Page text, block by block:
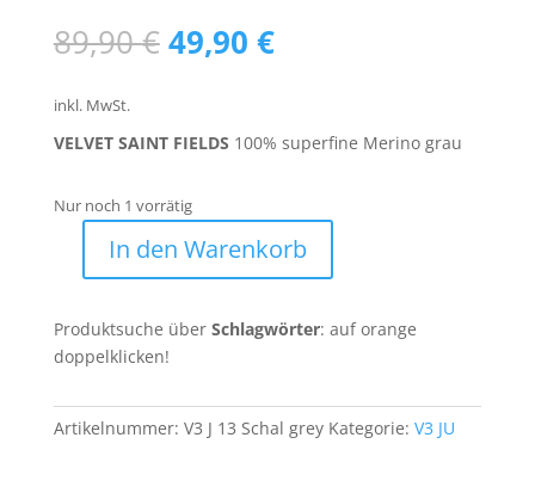
89,90€ Ursprünglicher
Preis
49,90 €Aktueller
Preis
inkl. MwSt.
VELVET SAINT FIELDS 100% superfine Merino grau
Nur noch 1 vorrätig
In den Warenkorb
Produktsuche über Schlagwörter: auf orange
doppelklicken!
Artikelnummer: V3 J 13 Schal grey Kategorie: V3 JU